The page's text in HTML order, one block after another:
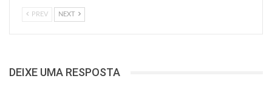
PREV NEXT
DEIXE UMA RESPOSTA